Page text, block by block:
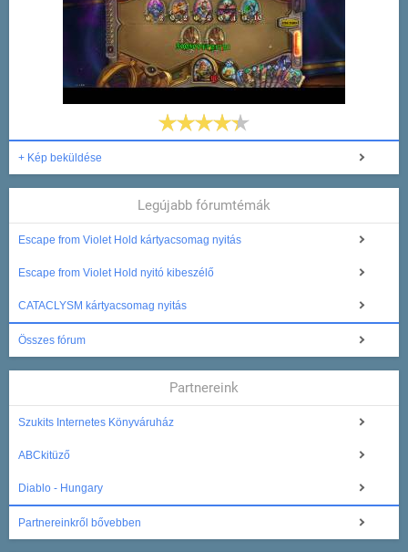
+ Kép beküldése
Legújabb fórumtémák
Escape from Violet Hold kártyacsomag nyitás
Escape from Violet Hold nyitó kibeszélő
CATACLYSM kártyacsomag nyitás
Összes fórum
Partnereink
Szukits Internetes Könyváruház
ABCkitüző
Diablo - Hungary
Partnereinkről bővebben